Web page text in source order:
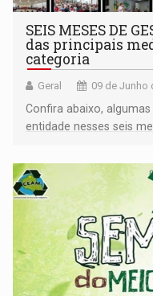
SEIS MESES DE
das principais
categoria
Geral 09 de Junho
Confira abaixo,
entidade nesses seis